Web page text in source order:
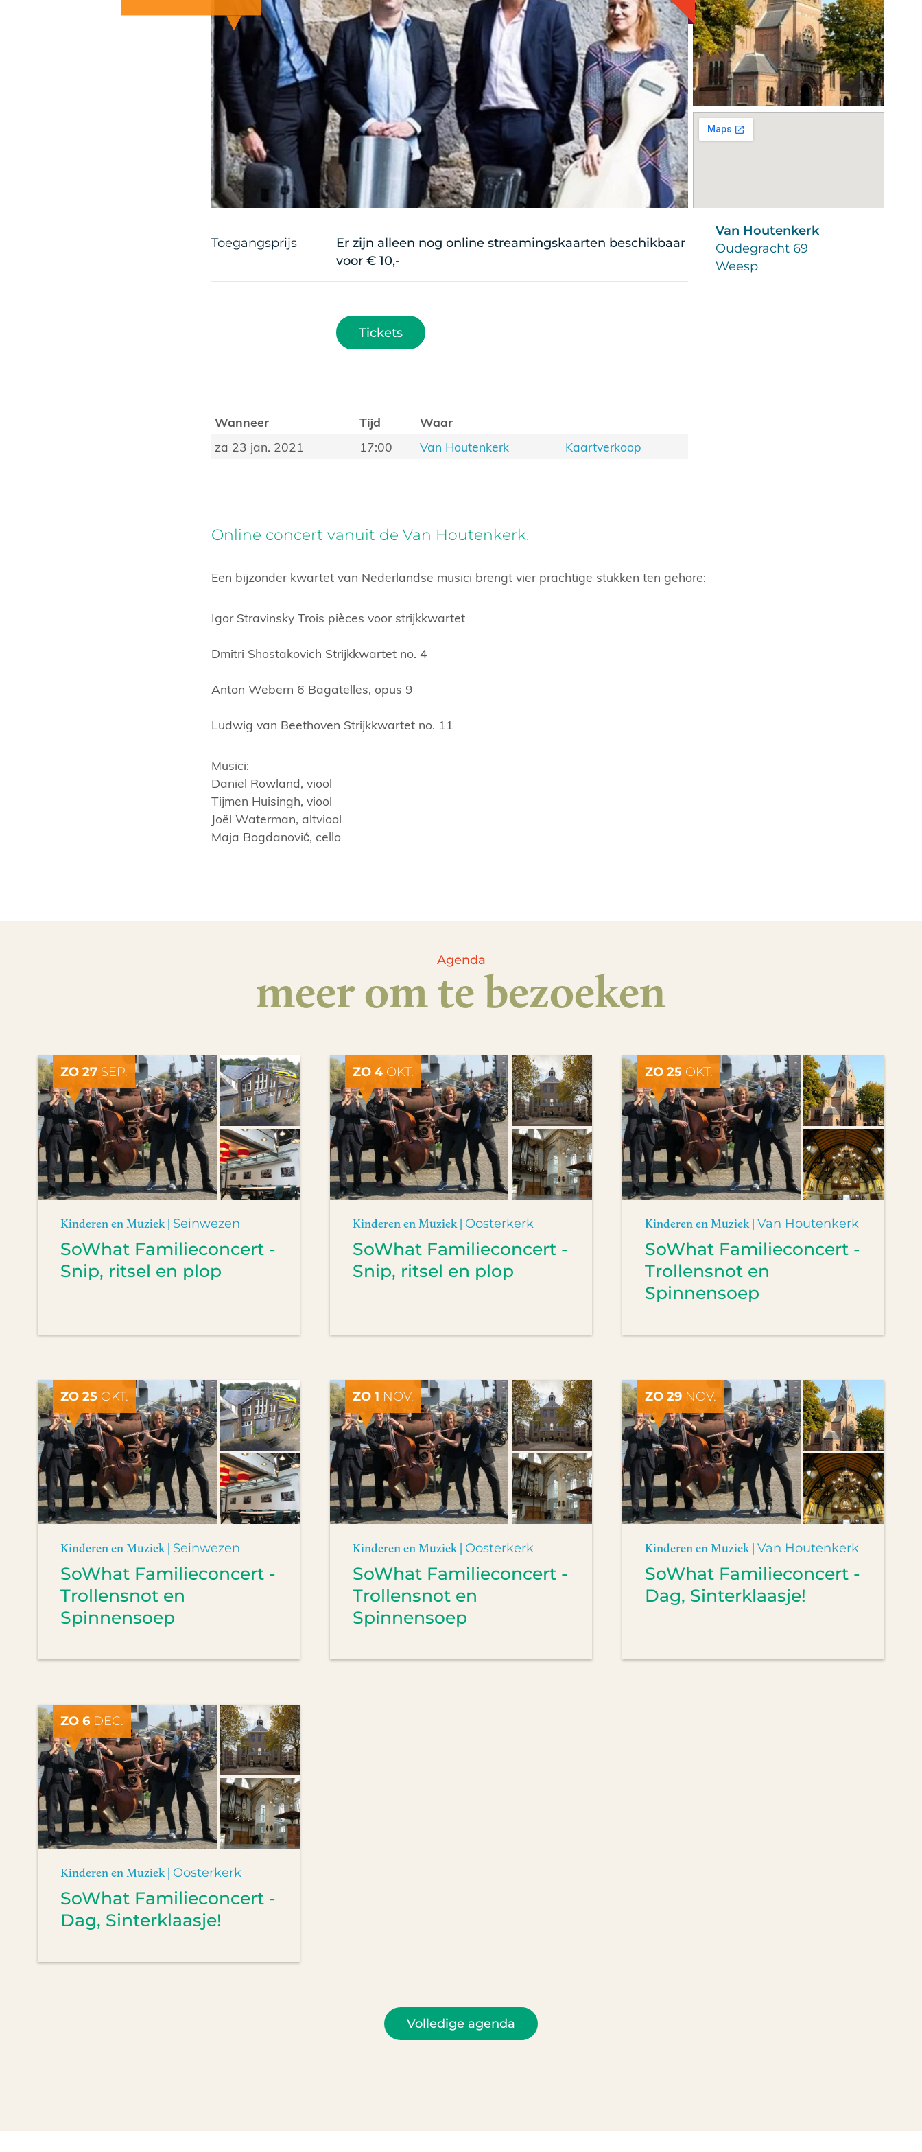
Toegangsprijs
Er zijn alleen nog online streamingskaarten beschikbaar
voor € 10,-
Tickets
Wanneer Tijd
Waar
za 23 jan. 2021
17:00 Van Houtenkerk Kaartverkoop
Van Houtenkerk
Oudegracht 69
Weesp
Online concert vanuit de Van Houtenkerk.
Een bijzonder kwartet van Nederlandse musici brengt vier prachtige stukken ten gehore:
Igor Stravinsky Trois pièces voor strijkkwartet
Dmitri Shostakovich Strijkkwartet no. 4
Anton Webern 6 Bagatelles, opus 9
Ludwig van Beethoven Strijkkwartet no. 11
Musici:
Daniel Rowland, viool
Tijmen Huisingh, viool
Joël Waterman, altviool
Maja Bogdanović, cello
Agenda
meer om te bezoeken
ZO 27 SEP.
Kinderen en Muziek | Seinwezen
SoWhat Familieconcert -
Snip, ritsel en plop
ZO 4OKT.
Kinderen en Muziek | Oosterkerk
SoWhat Familieconcert -
Snip, ritsel en plop
ZO 25OKT.
Kinderen en Muziek | Van Houtenkerk
SoWhat Familieconcert -
Trollensnot en
Spinnensoep
ZO 25 OKT.
Kinderen en Muziek | Seinwezen
SoWhat Familieconcert -
Trollensnot en
Spinnensoep
ZO 1 NOV.
Kinderen en Muziek | Oosterkerk
SoWhat Familieconcert -
Trollensnot en
Spinnensoep
ZO 29NOV.
Kinderen en Muziek | Van Houtenkerk
SoWhat Familieconcert -
Dag, Sinterklaasje!
ZO 6 DEC.
Kinderen en Muziek | Oosterkerk
SoWhat Familieconcert -
Dag, Sinterklaasje!
Volledige agenda